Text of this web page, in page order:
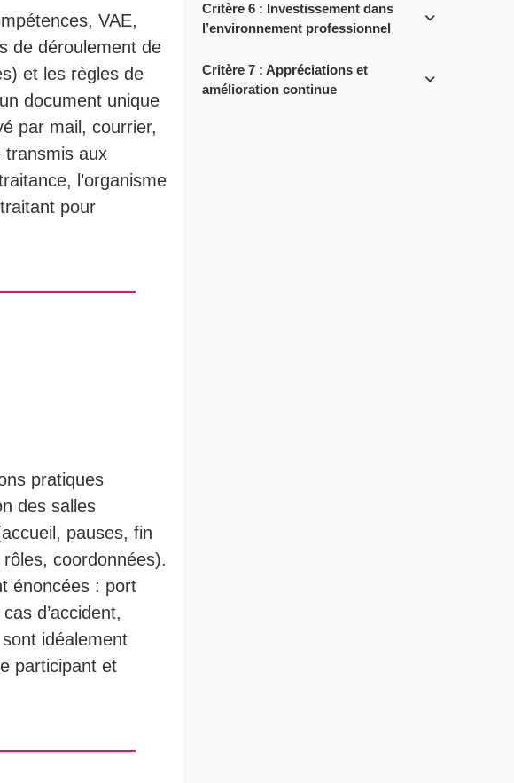
VAE,
de déroulement de
et les règles de
document unique
par mail, courrier,
transmis aux
l’organisme
pour
pratiques
des salles
pauses, fin
coordonnées).
énoncées : port
d’accident,
idéalement
participant et
Critère 6 : Investissement dans
l’environnement professionnel
Critère 7 : Appréciations et
amélioration continue